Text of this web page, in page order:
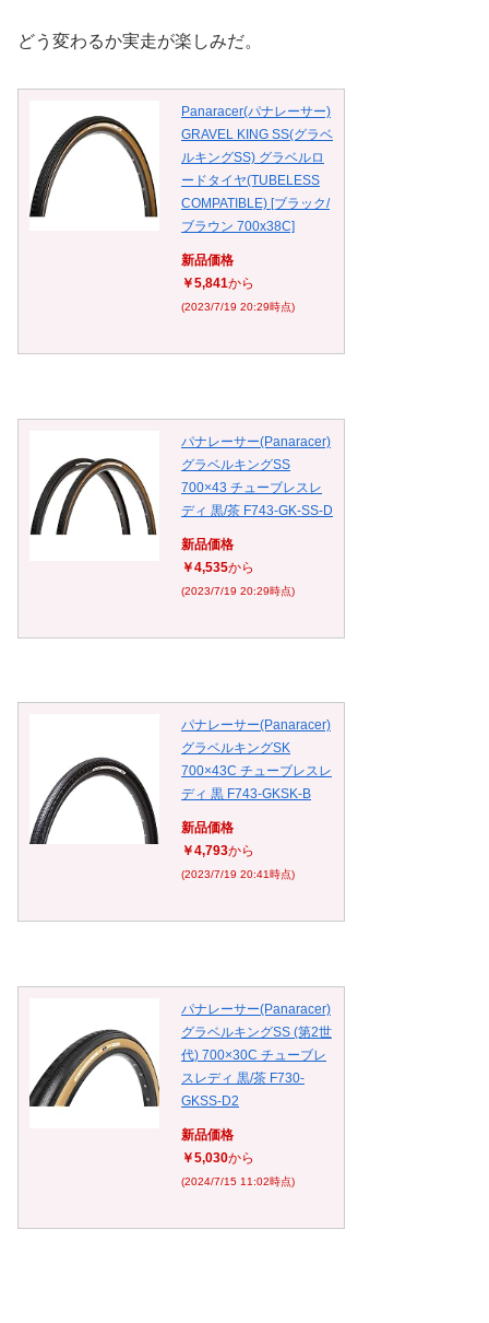
どう変わるか実走が楽しみだ。
Panaracer(パナレーサー)
GRAVEL KING SS(グラベ
ルキングSS) グラベルロ
ードタイヤ(TUBELESS
COMPATIBLE) [ブラック/
ブラウン 700x38C]
新品価格
￥5,841から
(2023/7/19 20:29時点)
パナレーサー(Panaracer)
グラベルキングSS
700×43 チューブレスレ
ディ 黒/茶 F743-GK-SS-D
新品価格
￥4,535から
(2023/7/19 20:29時点)
パナレーサー(Panaracer)
グラベルキングSK
700×43C チューブレスレ
ディ 黒 F743-GKSK-B
新品価格
￥4,793から
(2023/7/19 20:41時点)
パナレーサー(Panaracer)
グラベルキングSS (第2世
代) 700×30C チューブレ
スレディ 黒/茶 F730-
GKSS-D2
新品価格
￥5,030から
(2024/7/15 11:02時点)